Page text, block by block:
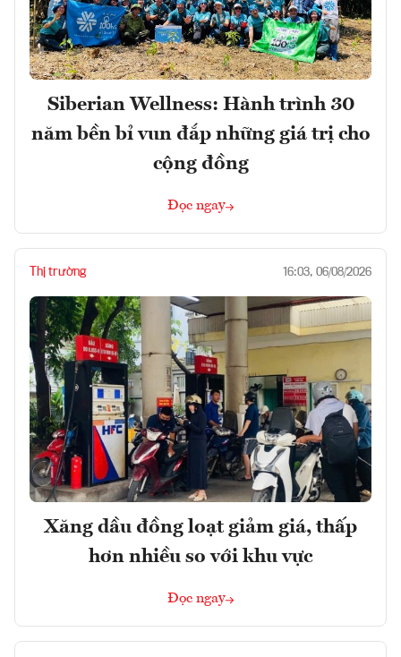
Siberian Wellness: Hành trình 30
năm bền bỉ vun đắp những giá trị cho
cộng đồng
Đọc ngay
Thị trường 16:03, 06/08/2026
Xăng dầu đồng loạt giảm giá, thấp
hơn nhiều so với khu vực
Đọc ngay